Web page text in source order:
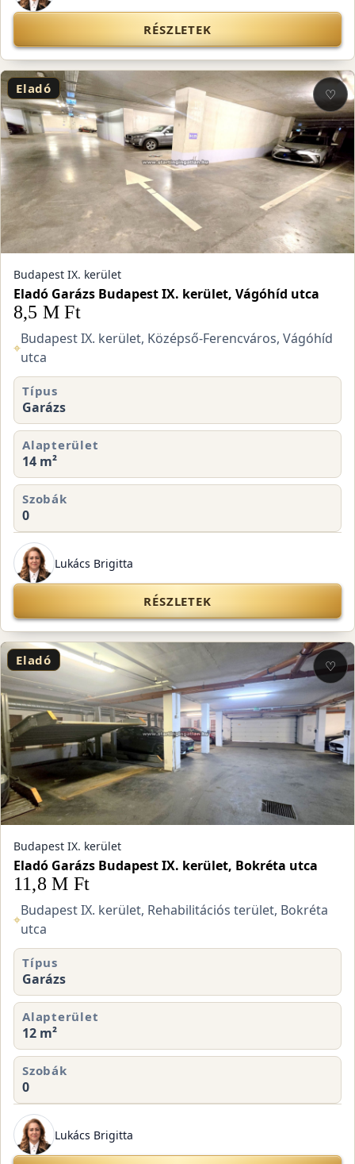
RÉSZLETEK
Eladó ♡
Budapest IX. kerület
Eladó Garázs Budapest IX. kerület, Vágóhíd utca
8,5 M Ft
⌖
Budapest IX. kerület, Középső-Ferencváros, Vágóhíd
utca
Típus
Garázs
Alapterület
14 m²
Szobák
0
Lukács Brigitta
RÉSZLETEK
Eladó ♡
Budapest IX. kerület
Eladó Garázs Budapest IX. kerület, Bokréta utca
11,8 M Ft
⌖
Budapest IX. kerület, Rehabilitációs terület, Bokréta
utca
Típus
Garázs
Alapterület
12 m²
Szobák
0
Lukács Brigitta